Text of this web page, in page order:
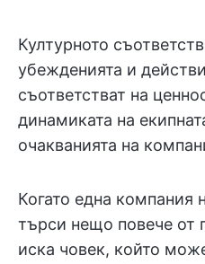
Културното
убежденията и
съответстват на
динамиката на
очакванията на
Когато една компания
търси нещо повече от
иска човек, който